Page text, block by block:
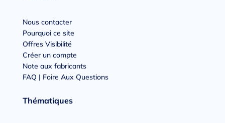
Nous contacter
Pourquoi ce site
Offres Visibilité
Créer un compte
Note aux fabricants
FAQ | Foire Aux Questions
Thématiques